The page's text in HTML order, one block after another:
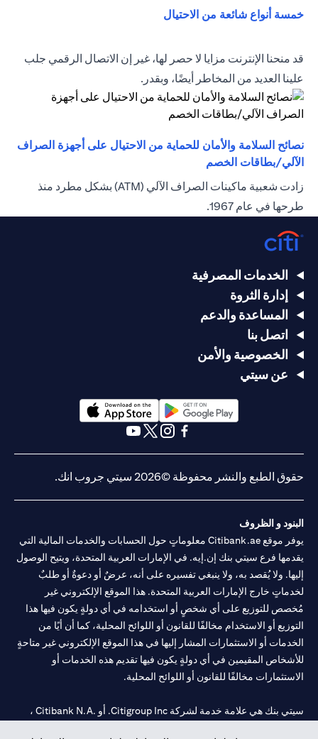
خمسة أنواع شائعة من الاحتيال
قد منحنا الإنترنت مزايا لا حصر لها، غير إن الاتصال الرقمي جلب
علينا العديد من المخاطر أيضًا، وبقدر.
نصائح السلامة والأمان للحماية من الاحتيال على أجهزة الصراف
الآلي/بطاقات الخصم
زادت شعبية ماكينات الصراف الآلي (ATM) بشكل مطرد منذ
طرحها في عام 1967.
الخدمات المصرفية
إدارة الثروة
المساعدة والدعم
اتصل بنا
الخصوصية والأمن
عن سيتي
opens in a new tab
opens in a new tab
حقوق الطبع والنشر محفوظة ©2026 سيتي جروب انك.
البنود و الظروف
يوفر موقع Citibank.ae معلوماتٍ حول الحسابات والخدمات المالية التي
يقدمها فرع سيتي بنك إن.إيه. في الإمارات العربية المتحدة، ويتيح الوصول
إليها. ولا يُقصد به، ولا ينبغي تفسيره على أنه، عرضٌ أو دعوةٌ أو طلبٌ
لخدماتٍ خارج الإمارات العربية المتحدة. هذا الموقع الإلكتروني غير
مُخصص للتوزيع على أي شخصٍ أو استخدامه في أي دولةٍ يكون فيها هذا
التوزيع أو الاستخدام مخالفًا للقانون أو اللوائح المحلية، كما أن أيًا من
الخدمات أو الاستثمارات المشار إليها في هذا الموقع الإلكتروني غير متاحةٍ
للأشخاص المقيمين في أي دولةٍ يكون فيها تقديم هذه الخدمات أو
الاستثمارات مخالفًا للقانون أو اللوائح المحلية.
سيتي بنك هي علامة خدمة لشركة Citigroup Inc. أو .Citibank N.A ،